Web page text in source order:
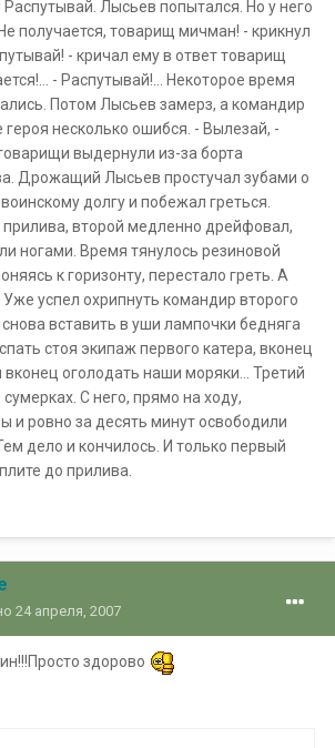
24 апреля, 2007
здорово